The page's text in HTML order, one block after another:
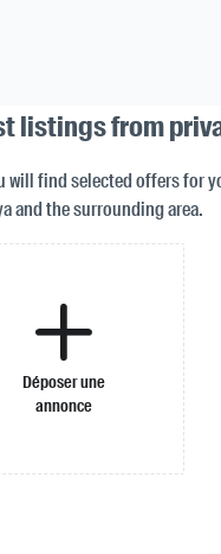
listings from
will find selected offers for
and the surrounding area.
Déposer une
annonce